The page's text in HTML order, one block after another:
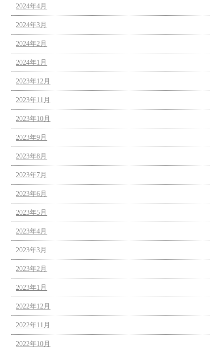
2024年4月
2024年3月
2024年2月
2024年1月
2023年12月
2023年11月
2023年10月
2023年9月
2023年8月
2023年7月
2023年6月
2023年5月
2023年4月
2023年3月
2023年2月
2023年1月
2022年12月
2022年11月
2022年10月